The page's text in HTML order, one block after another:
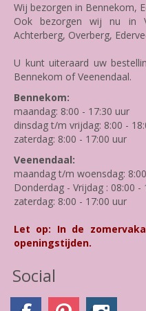
Wij bezorgen in Bennekom,
Ook bezorgen wij nu in
Achterberg, Overberg,
U kunt uiteraard uw
Bennekom of Veenendaal.
Bennekom:
maandag: 8:00 - 17:30 uur
dinsdag t/m vrijdag: 8:00 -
zaterdag: 8:00 - 17:00 uur
Veenendaal:
maandag t/m woensdag:
Donderdag - Vrijdag : 08:00 -
zaterdag: 8:00 - 17:00 uur
Let op: In de
openingstijden.
Social